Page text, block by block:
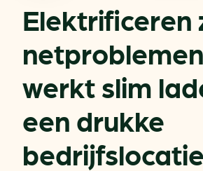
Elektrificeren
werkt slim
een drukke
bedrijfslocatie